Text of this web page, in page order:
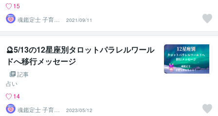
15
魂鑑定士 子育て
かぁちゃん！
2021/09/11
🔮5/13の12星座別タロットパラレルワール
ドへ移行メッセージ
記事
占い
14
魂鑑定士 子育て
2023/05/12